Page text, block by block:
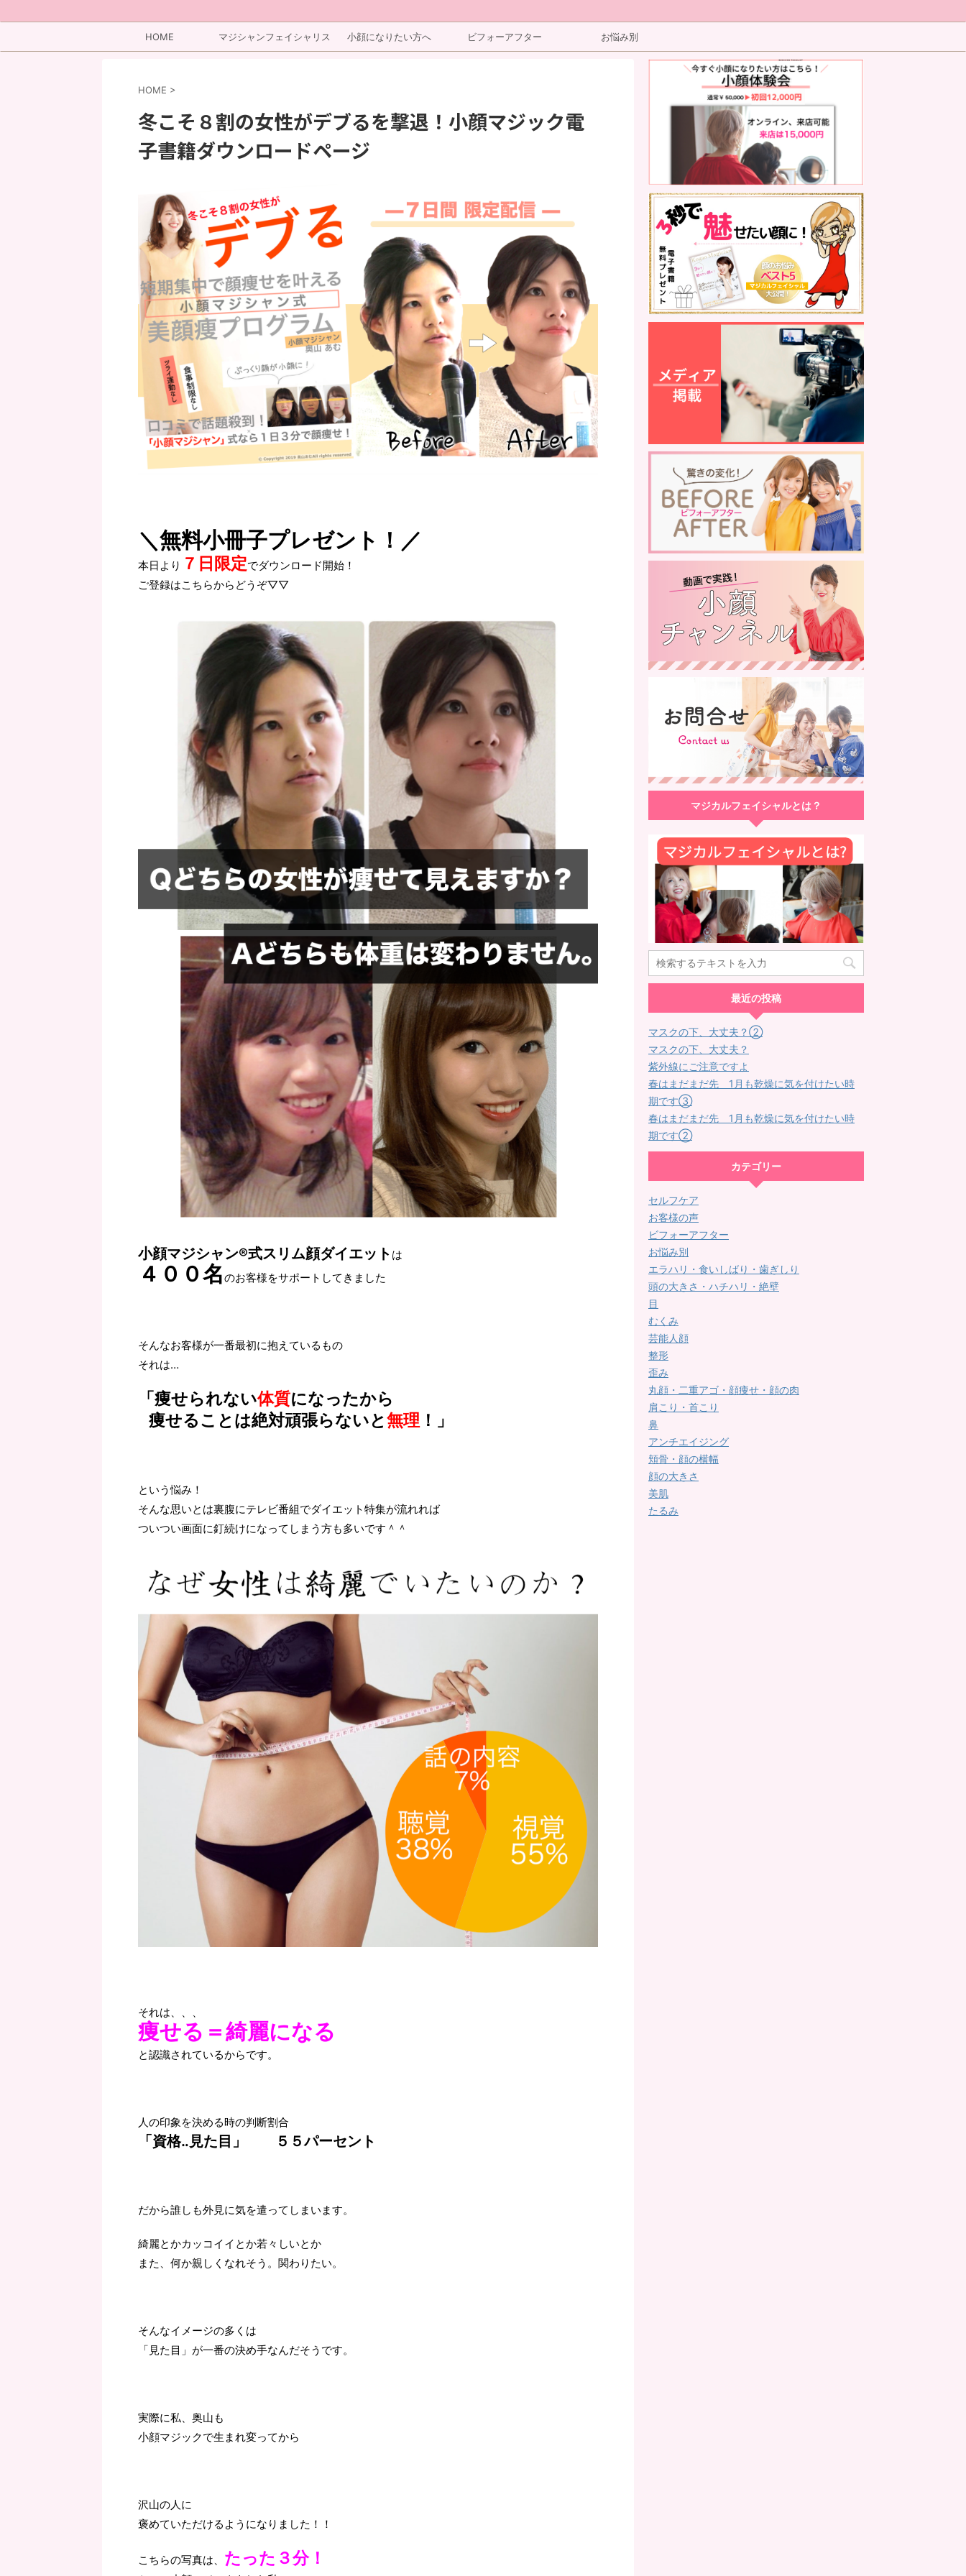
HOME マジシャンフェイシャリス 小顔になりたい方へ ビフォーアフター お悩み別
HOME >
冬こそ８割の女性がデブるを撃退！小顔マジック電
子書籍ダウンロードページ
＼無料小冊子プレゼント！／
本日より ７日限定でダウンロード開始！
ご登録はこちらからどうぞ▽▽
小顔マジシャン®︎式スリム顔ダイエット は
４００名のお客様をサポートしてきました
そんなお客様が一番最初に抱えているもの
それは…
「痩せられない体質になったから
痩せることは絶対頑張らないと無理 ！」
という悩み！
そんな思いとは裏腹にテレビ番組でダイエット特集が流れれば
ついつい画面に釘続けになってしまう方も多いです＾＾
それは、、、
痩せる＝綺麗になる
と認識されているからです。
人の印象を決める時の判断割合
「資格‥見た目」 ５５パーセント
だから誰しも外見に気を遣ってしまいます。
綺麗とかカッコイイとか若々しいとか
また、何か親しくなれそう。関わりたい。
そんなイメージの多くは
「見た目」が一番の決め手なんだそうです。
実際に私、奥山も
小顔マジックで生まれ変ってから
沢山の人に
褒めていただけるようになりました！！
こちらの写真は、 たった３分！
マジカルフェイシャルとは？
最近の投稿
マスクの下、大丈夫？②
マスクの下、大丈夫？
紫外線にご注意ですよ
春はまだまだ先 1月も乾燥に気を付けたい時
期です③
春はまだまだ先 1月も乾燥に気を付けたい時
期です②
カテゴリー
セルフケア
お客様の声
ビフォーアフター
お悩み別
エラハリ・食いしばり・歯ぎしり
頭の大きさ・ハチハリ・絶壁
目
むくみ
芸能人顔
整形
歪み
丸顔・二重アゴ・顔痩せ・顔の肉
肩こり・首こり
鼻
アンチエイジング
頬骨・顔の横幅
顔の大きさ
美肌
たるみ